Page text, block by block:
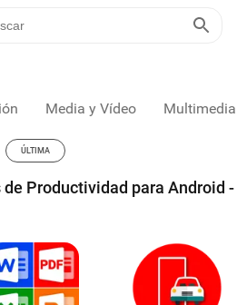
Media y Vídeo Multimedia
ÚLTIMA
Productividad para Android -